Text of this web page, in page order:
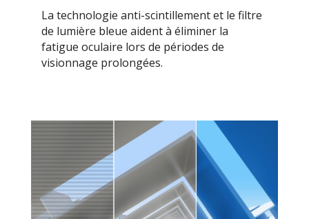
La technologie anti-scintillement et le filtre
de lumière bleue aident à éliminer la
fatigue oculaire lors de périodes de
visionnage prolongées.